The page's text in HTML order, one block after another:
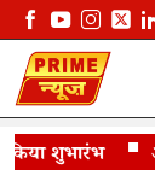
शुभारंभ
रोनाल्डो का विदाई